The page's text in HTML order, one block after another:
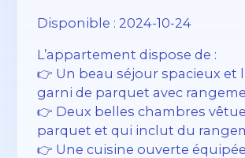
Disponible : 2024-10-24
L’appartement dispose de :
👉 Un beau séjour spacieux et
garni de parquet avec
👉 Deux belles chambres
parquet et qui inclut du
👉 Une cuisine ouverte